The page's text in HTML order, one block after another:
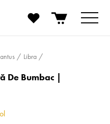
Libra
De Bumbac |